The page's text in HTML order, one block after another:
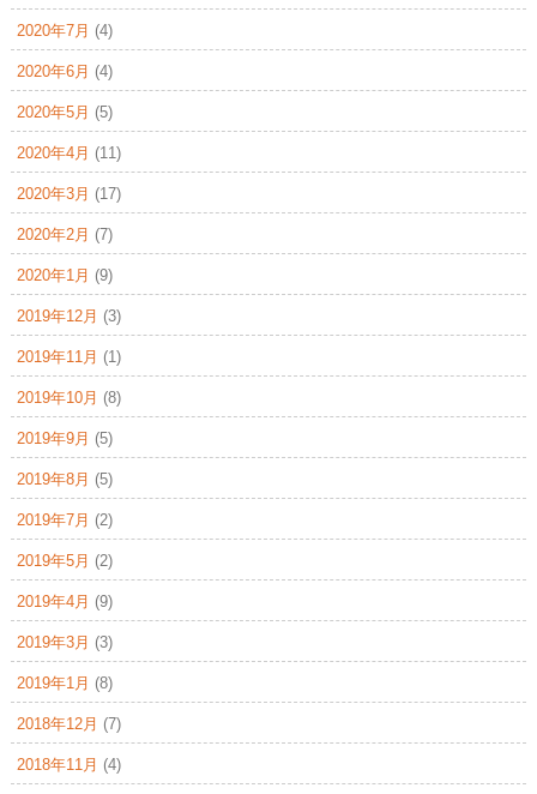
2020年7月 (4)
2020年6月 (4)
2020年5月 (5)
2020年4月 (11)
2020年3月 (17)
2020年2月 (7)
2020年1月 (9)
2019年12月 (3)
2019年11月 (1)
2019年10月 (8)
2019年9月 (5)
2019年8月 (5)
2019年7月 (2)
2019年5月 (2)
2019年4月 (9)
2019年3月 (3)
2019年1月 (8)
2018年12月 (7)
2018年11月 (4)